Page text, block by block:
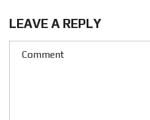
LEAVE A REPLY